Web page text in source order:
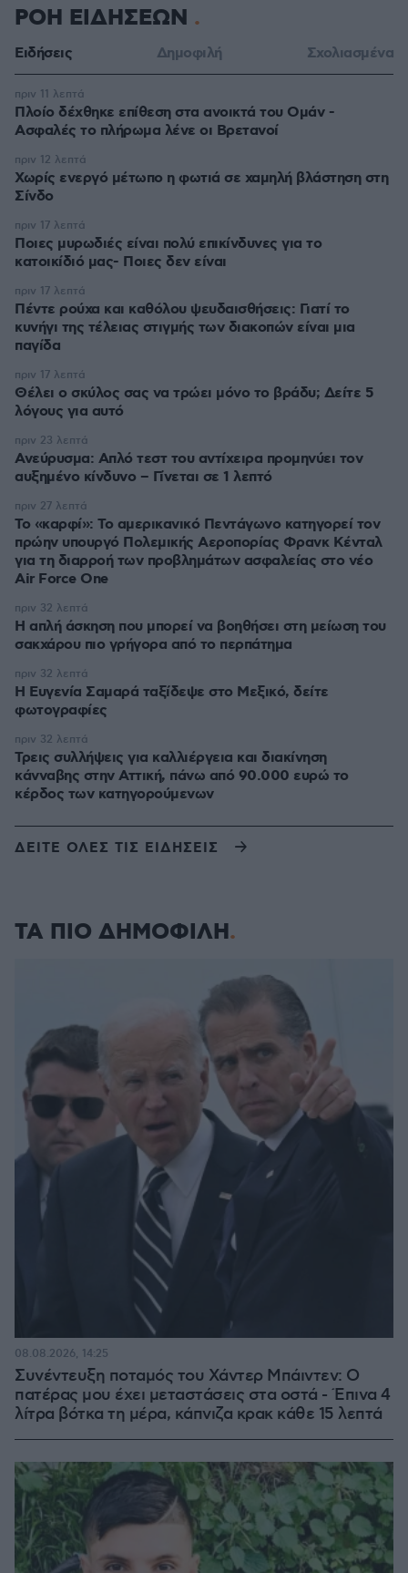
ΡΟΗ ΕΙΔΗΣΕΩΝ
Ειδήσεις Δημοφιλή Σχολιασμένα
Πλοίο δέχθηκε επίθεση στα ανοικτά του Ομάν -
Ασφαλές το πλήρωμα λένε οι Βρετανοί
πριν 11 λεπτά
Χωρίς ενεργό μέτωπο η φωτιά σε χαμηλή βλάστηση στη
Σίνδο
πριν 12 λεπτά
Ποιες μυρωδιές είναι πολύ επικίνδυνες για το
κατοικίδιό μας- Ποιες δεν είναι
πριν 17 λεπτά
Πέντε ρούχα και καθόλου ψευδαισθήσεις: Γιατί το
κυνήγι της τέλειας στιγμής των διακοπών είναι μια
παγίδα
πριν 17 λεπτά
Θέλει ο σκύλος σας να τρώει μόνο το βράδυ; Δείτε 5
λόγους για αυτό
πριν 17 λεπτά
Ανεύρυσμα: Απλό τεστ του αντίχειρα προμηνύει τον
αυξημένο κίνδυνο – Γίνεται σε 1 λεπτό
πριν 23 λεπτά
Το «καρφί»: Το αμερικανικό Πεντάγωνο κατηγορεί τον
πρώην υπουργό Πολεμικής Αεροπορίας Φρανκ Κένταλ
για τη διαρροή των προβλημάτων ασφαλείας στο νέο
Air Force One
πριν 27 λεπτά
Η απλή άσκηση που μπορεί να βοηθήσει στη μείωση του
σακχάρου πιο γρήγορα από το περπάτημα
πριν 32 λεπτά
Η Ευγενία Σαμαρά ταξίδεψε στο Μεξικό, δείτε
φωτογραφίες
πριν 32 λεπτά
Τρεις συλλήψεις για καλλιέργεια και διακίνηση
κάνναβης στην Αττική, πάνω από 90.000 ευρώ το
κέρδος των κατηγορούμενων
πριν 32 λεπτά
ΔΕΙΤΕ ΟΛΕΣ ΤΙΣ ΕΙΔΗΣΕΙΣ
ΤΑ ΠΙΟ ΔΗΜΟΦΙΛΗ
Συνέντευξη ποταμός του Χάντερ Μπάιντεν: Ο
πατέρας μου έχει μεταστάσεις στα οστά - Έπινα 4
λίτρα βότκα τη μέρα, κάπνιζα κρακ κάθε 15 λεπτά
08.08.2026, 14:25